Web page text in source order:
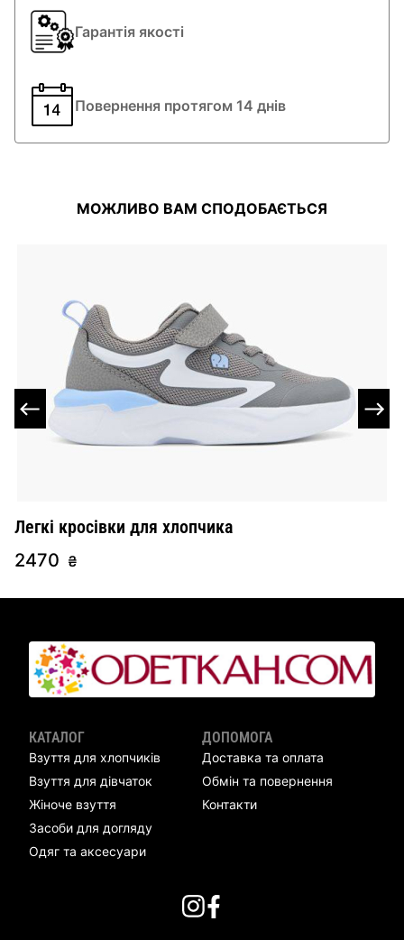
Взуття ідеально повторює анатомічну будову стопи, виготовлене ​​з
гіпоалергенних і натуральних матеріалів, що не утруднює рухи і не
Гарантія якості
Повернення протягом 14 днів
МОЖЛИВО ВАМ СПОДОБАЄТЬСЯ
Легкі кросівки для хлопчика
2470 ₴
КАТАЛОГ
Взуття для хлопчиків
Взуття для дівчаток
Жіноче взуття
Засоби для догляду
Одяг та аксесуари
ДОПОМОГА
Доставка та оплата
Обмін та повернення
Контакти